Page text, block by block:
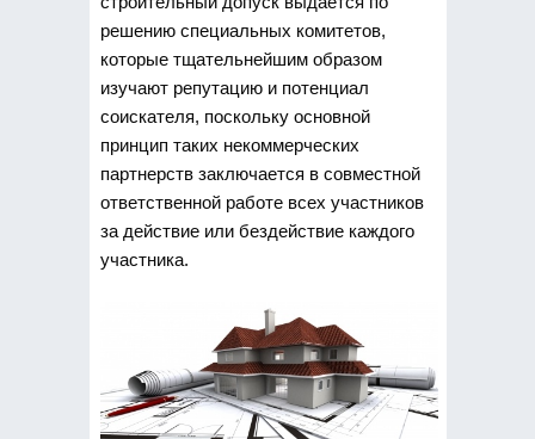
решению специальных комитетов,
которые тщательнейшим образом
изучают репутацию и потенциал
соискателя, поскольку основной
принцип таких некоммерческих
партнерств заключается в совместной
ответственной работе всех участников
за действие или бездействие каждого
участника.